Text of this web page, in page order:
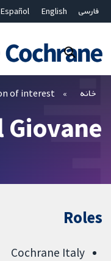
فارسی English
Español
Bahasa Malaysia
ไทย
خانه of interest
Giovane
Roles
Cochrane Italy